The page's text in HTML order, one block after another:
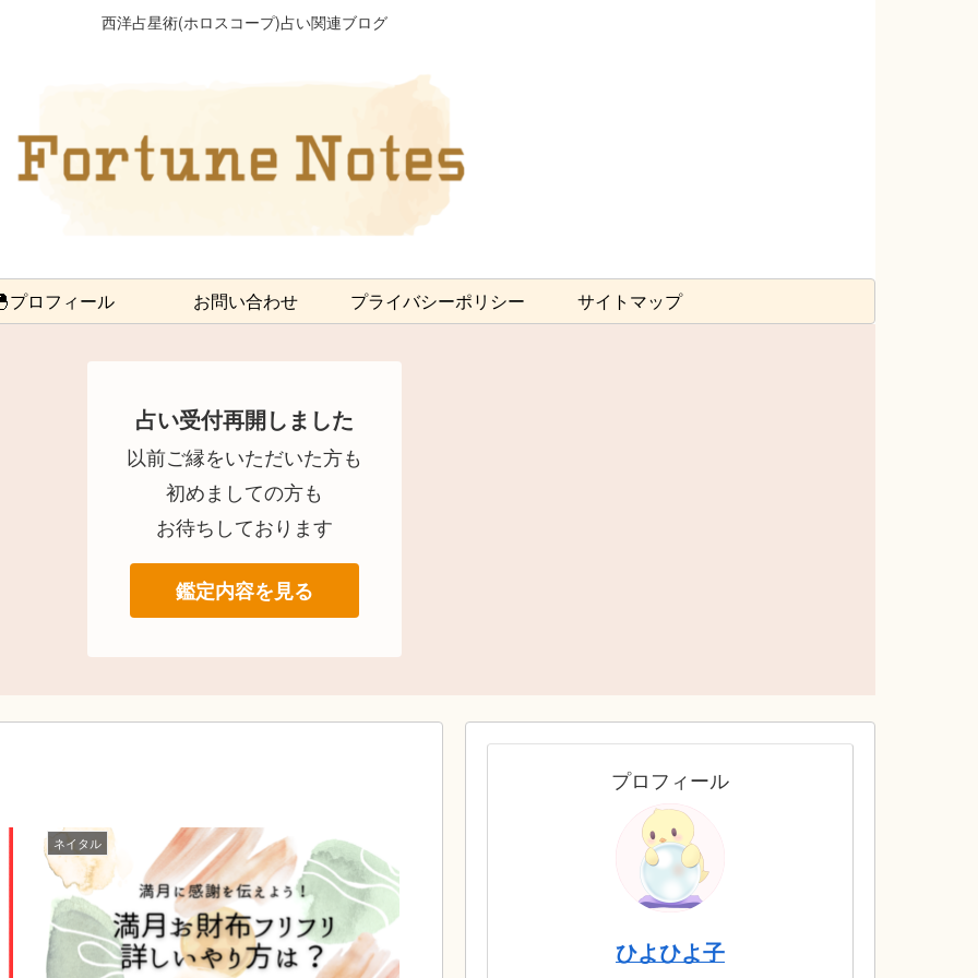
西洋占星術(ホロスコープ)占い関連ブログ
プロフィール お問い合わせ プライバシーポリシー サイトマップ
占い受付再開しました
以前ご縁をいただいた方も
初めましての方も
お待ちしております
鑑定内容を見る
ネイタル
プロフィール
ひよひよ子